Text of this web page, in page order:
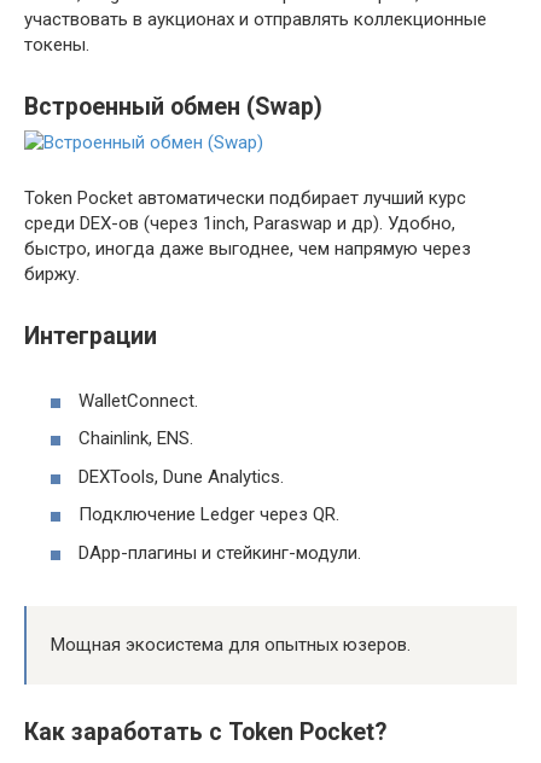
участвовать в аукционах и отправлять коллекционные
токены.
Встроенный обмен (Swap)
Token Pocket автоматически подбирает лучший курс
среди DEX-ов (через 1inch, Paraswap и др). Удобно,
быстро, иногда даже выгоднее, чем напрямую через
биржу.
Интеграции
WalletConnect.
Chainlink, ENS.
DEXTools, Dune Analytics.
Подключение Ledger через QR.
DApp-плагины и стейкинг-модули.
Мощная экосистема для опытных юзеров.
Как заработать с Token Pocket?